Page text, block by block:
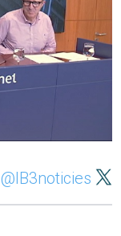
@IB3noticies